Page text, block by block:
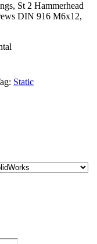
St 2 Hammerhead
DIN 916 M6x12,
Static